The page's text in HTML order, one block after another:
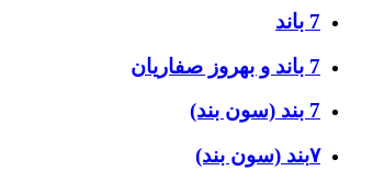
7 باند
7 باند و بهروز صفاریان
7 بند (سون بند)
۷بند (سون بند)